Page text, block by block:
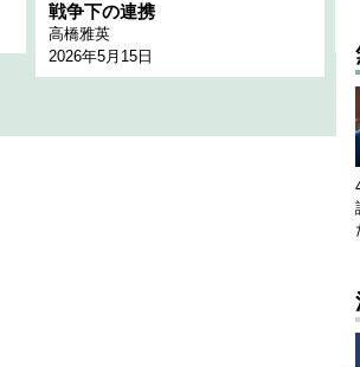
戦争下の連携
高橋雅英
2026年5月15日